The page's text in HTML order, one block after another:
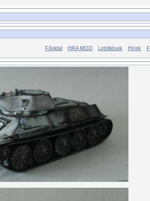
Főoldal HRA MOD Letöltések Hírek